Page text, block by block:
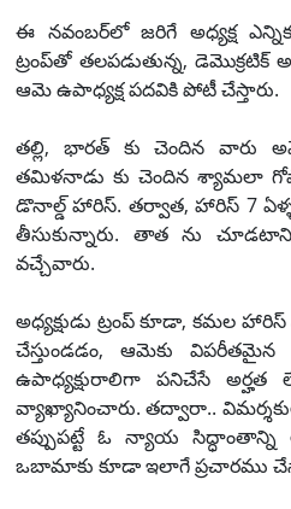
ఈ నవంబర్‌లో జరిగే అధ్యక్ష
ట్రంప్‌తో తలపడుతున్న, డెమొక్రటిక్
ఆమె ఉపాధ్యక్ష పదవికి పోటీ చేస్తారు.
తల్లి, భారత్ కు చెందిన వారు
తమిళనాడు కు చెందిన శ్యామలా
డొనాల్డ్ హారిస్. తర్వాత, హారిస్ 7
తీసుకున్నారు. తాత ను
వచ్చేవారు.
అధ్యక్షుడు ట్రంప్ కూడా, కమల హారిస్
చేస్తుండడం, ఆమెకు విపరీతమైన
ఉపాధ్యక్షురాలిగా పనిచేసే అర్హత
వ్యాఖ్యానించారు. తద్వారా..
తప్పుపట్టే ఓ న్యాయ
ఒబామాకు కూడా ఇలాగే ప్రచారము